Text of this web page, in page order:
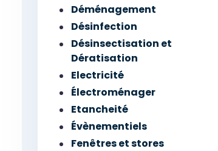
Déménagement
Désinfection
Désinsectisation et
Dératisation
Electricité
Électroménager
Etancheité
Évènementiels
Fenêtres et stores